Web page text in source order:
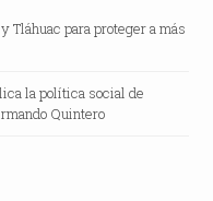
Tláhuac para proteger a más
la política social de
Quintero